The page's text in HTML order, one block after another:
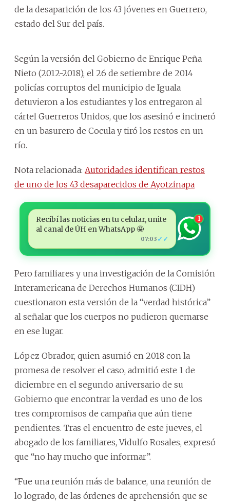
de la desaparición de los 43 jóvenes en Guerrero,
estado del Sur del país.
Según la versión del Gobierno de Enrique Peña
Nieto (2012-2018), el 26 de setiembre de 2014
policías corruptos del municipio de Iguala
detuvieron a los estudiantes y los entregaron al
cártel Guerreros Unidos, que los asesinó e incineró
en un basurero de Cocula y tiró los restos en un
río.
Nota relacionada: Autoridades identifican restos
de uno de los 43 desaparecidos de Ayotzinapa
Recibí las noticias en tu celular, unite
al canal de ÚH en WhatsApp 🤩
07:03 ✓✓
1
Pero familiares y una investigación de la Comisión
Interamericana de Derechos Humanos (CIDH)
cuestionaron esta versión de la “verdad histórica”
al señalar que los cuerpos no pudieron quemarse
en ese lugar.
López Obrador, quien asumió en 2018 con la
promesa de resolver el caso, admitió este 1 de
diciembre en el segundo aniversario de su
Gobierno que encontrar la verdad es uno de los
tres compromisos de campaña que aún tiene
pendientes. Tras el encuentro de este jueves, el
abogado de los familiares, Vidulfo Rosales, expresó
que “no hay mucho que informar”.
“Fue una reunión más de balance, una reunión de
lo logrado, de las órdenes de aprehensión que se